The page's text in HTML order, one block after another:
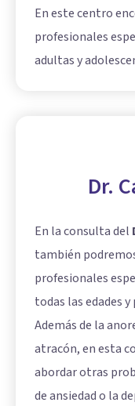
En este centro
profesionales
adultas y
Dr.
En la consulta del
también
profesionales
todas las edades
Además de la
atracón, en esta
abordar otras
de ansiedad o la